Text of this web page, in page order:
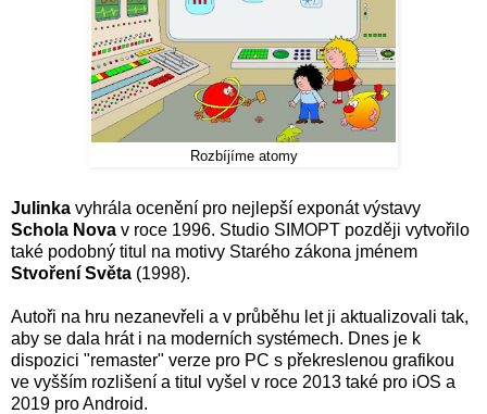
Rozbíjíme atomy
Julinka vyhrála ocenění pro nejlepší exponát výstavy
Schola Nova v roce 1996. Studio SIMOPT později vytvořilo
také podobný titul na motivy Starého zákona jménem
Stvoření Světa (1998).
Autoři na hru nezanevřeli a v průběhu let ji aktualizovali tak,
aby se dala hrát i na moderních systémech. Dnes je k
dispozici "remaster" verze pro PC s překreslenou grafikou
ve vyšším rozlišení a titul vyšel v roce 2013 také pro iOS a
2019 pro Android.